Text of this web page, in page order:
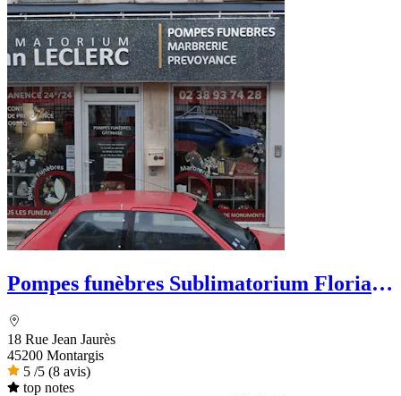
Pompes funèbres Sublimatorium Florian
18 Rue Jean Jaurès
45200 Montargis
5 /5 (8 avis)
top notes